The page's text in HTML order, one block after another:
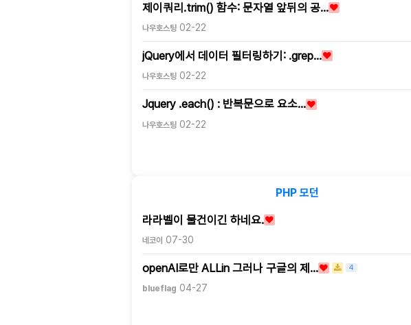
제이쿼리.trim() 함수: 문자열 앞뒤의 공…
나우호스팅 02-22
jQuery에서 데이터 필터링하기: .grep…
나우호스팅 02-22
Jquery .each() : 반복문으로 요소…
나우호스팅 02-22
PHP 모던
라라벨이 물건이긴 하네요.
네코이 07-30
openAI로만 ALLin 그러나 구글의 제… 4
blueflag 04-27